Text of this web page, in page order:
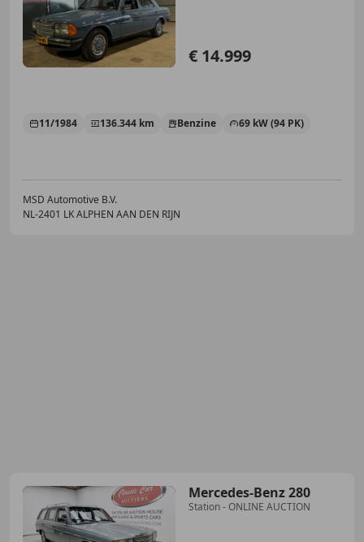
€ 14.999
11/1984 136.344 km Benzine 69 kW (94 PK)
MSD Automotive B.V.
NL-2401 LK ALPHEN AAN DEN RIJN
Mercedes-Benz 280
Station - ONLINE AUCTION